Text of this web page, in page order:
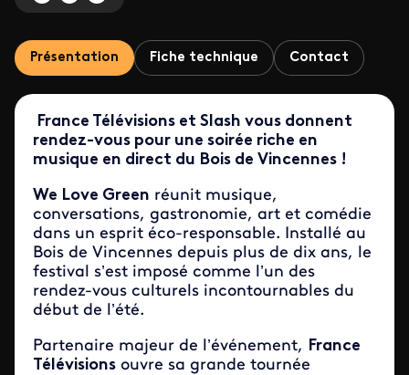
Présentation Fiche technique Contact
France Télévisions et Slash vous donnent
rendez-vous pour une soirée riche en
musique en direct du Bois de Vincennes !
We Love Green réunit musique,
conversations, gastronomie, art et comédie
dans un esprit éco-responsable. Installé au
Bois de Vincennes depuis plus de dix ans, le
festival s’est imposé comme l’un des
rendez-vous culturels incontournables du
début de l’été.
Partenaire majeur de l’événement, France
Télévisions ouvre sa grande tournée